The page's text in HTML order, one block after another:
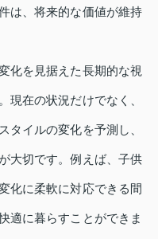
は、将来的な価値が維持
化を見据えた長期的な視
現在の状況だけでなく、
タイルの変化を予測し、
大切です。例えば、子供
化に柔軟に対応できる間
適に暮らすことができま